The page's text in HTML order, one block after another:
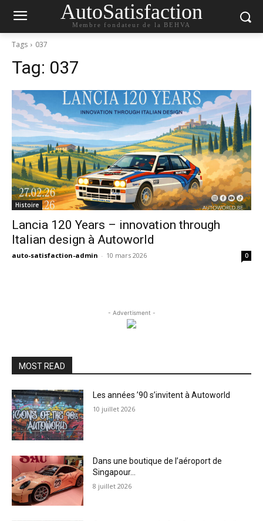
AutoSatisfaction
Membre fondateur de la BEHVA
Tags 037
Tag: 037
Histoire
Lancia 120 Years – innovation through
Italian design à Autoworld
auto-satisfaction-admin - 10 mars 2026 0
- Advertisment -
MOST READ
Les années ’90 s’invitent à Autoworld
10 juillet 2026
Dans une boutique de l’aéroport de
Singapour…
8 juillet 2026